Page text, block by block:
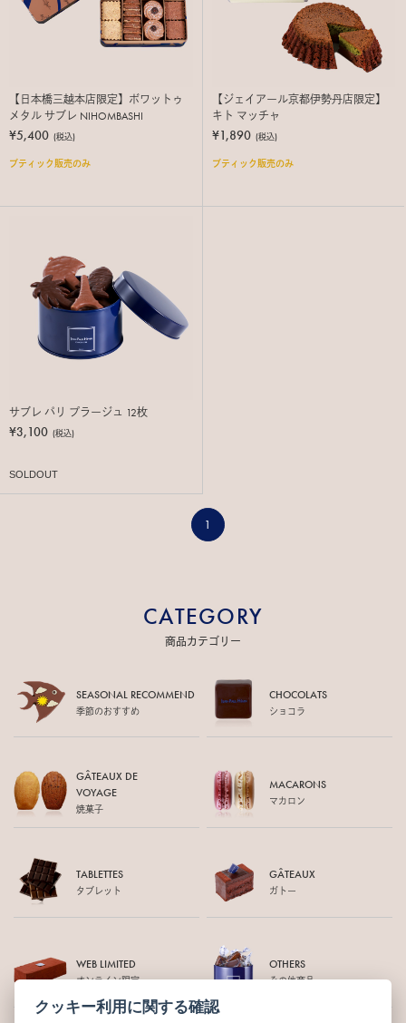
【日本橋三越本店限定】ボワットゥ
メタル サブレ NIHOMBASHI
¥5,400 (税込)
ブティック販売のみ
【ジェイアール京都伊勢丹店限定】
キト マッチャ
¥1,890 (税込)
ブティック販売のみ
SOLDOUT
サブレ パリ プラージュ 12枚
¥3,100 (税込)
1
CATEGORY
商品カテゴリー
SEASONAL RECOMMEND
季節のおすすめ
CHOCOLATS
ショコラ
GÂTEAUX DE
VOYAGE
焼菓子
MACARONS
マカロン
TABLETTES
タブレット
GÂTEAUX
ガトー
WEB LIMITED
オンライン限定
OTHERS
その他商品
クッキー利用に関する確認